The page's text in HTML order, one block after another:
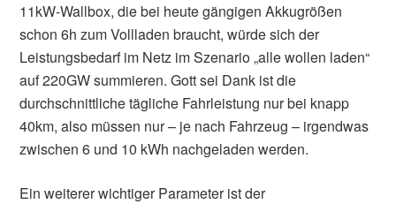
11kW-Wallbox, die bei heute gängigen Akkugrößen
schon 6h zum Vollladen braucht, würde sich der
Leistungsbedarf im Netz im Szenario „alle wollen laden“
auf 220GW summieren. Gott sei Dank ist die
durchschnittliche tägliche Fahrleistung nur bei knapp
40km, also müssen nur – je nach Fahrzeug – irgendwas
zwischen 6 und 10 kWh nachgeladen werden.
Ein weiterer wichtiger Parameter ist der